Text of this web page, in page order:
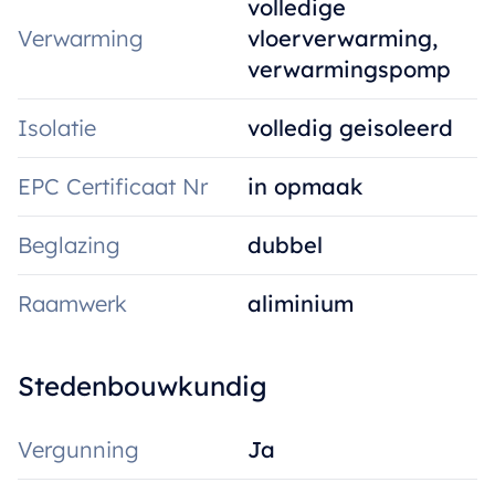
Verwarming
volledige
vloerverwarming,
verwarmingspomp
Isolatie volledig geisoleerd
EPC Certificaat Nr in opmaak
Beglazing dubbel
Raamwerk aliminium
Stedenbouwkundig
Vergunning Ja